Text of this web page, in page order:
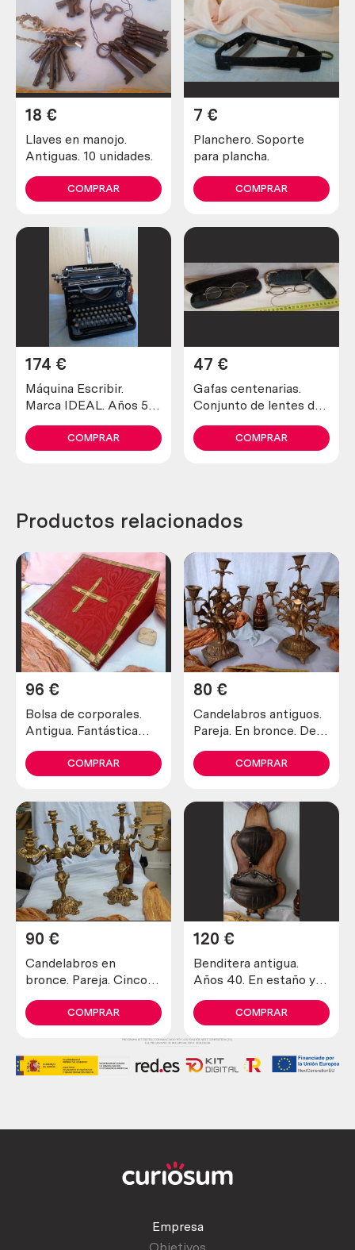
Llaves en manojo.
Antiguas. 10 unidades.
18 €
COMPRAR
Planchero. Soporte
para plancha.
7 €
COMPRAR
Máquina Escribir.
Marca IDEAL. Años 50.
Typewriter old
174 €
COMPRAR
Gafas centenarias.
Conjunto de lentes de
época. Hundreds of
glasses.
47 €
COMPRAR
Productos relacionados
Bolsa de corporales.
Antigua. Fantástica
96 €
COMPRAR
Candelabros antiguos.
Pareja. En bronce. De 3
80 €
COMPRAR
Candelabros en
bronce. Pareja. Cinco
90 €
COMPRAR
Benditera antigua.
Años 40. En estaño y
Maravillosa pieza.
Aguamanil.
120 €
COMPRAR
Empresa